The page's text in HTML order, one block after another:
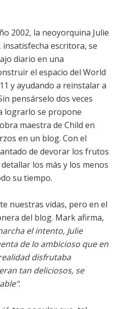
2002, la neoyorquina Julie
escritora, se
diario en una
el espacio del World
y ayudando a reinstalar a
pensárselo dos veces
lograrlo se propone
maestra de Child en
en un blog. Con el
de devorar los frutos
los más y los menos
su tiempo.
nuestras vidas, pero en el
del blog. Mark afirma,
el intento, Julie
de lo ambicioso que en
disfrutaba
tan deliciosos, se
.